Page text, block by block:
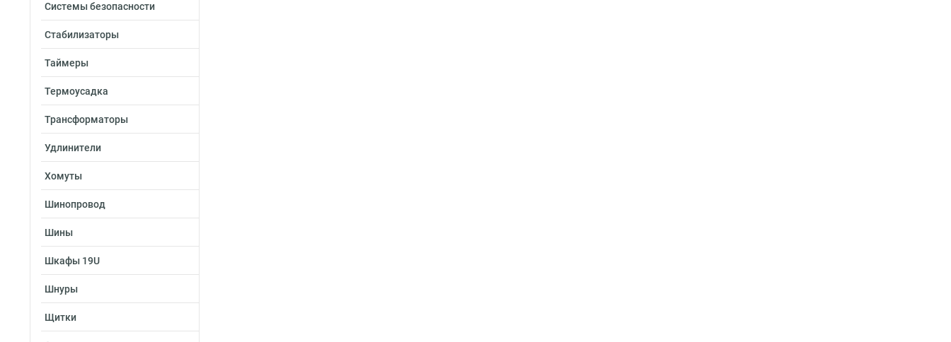
Системы безопасности
Стабилизаторы
Таймеры
Термоусадка
Трансформаторы
Удлинители
Хомуты
Шинопровод
Шины
Шкафы 19U
Шнуры
Щитки